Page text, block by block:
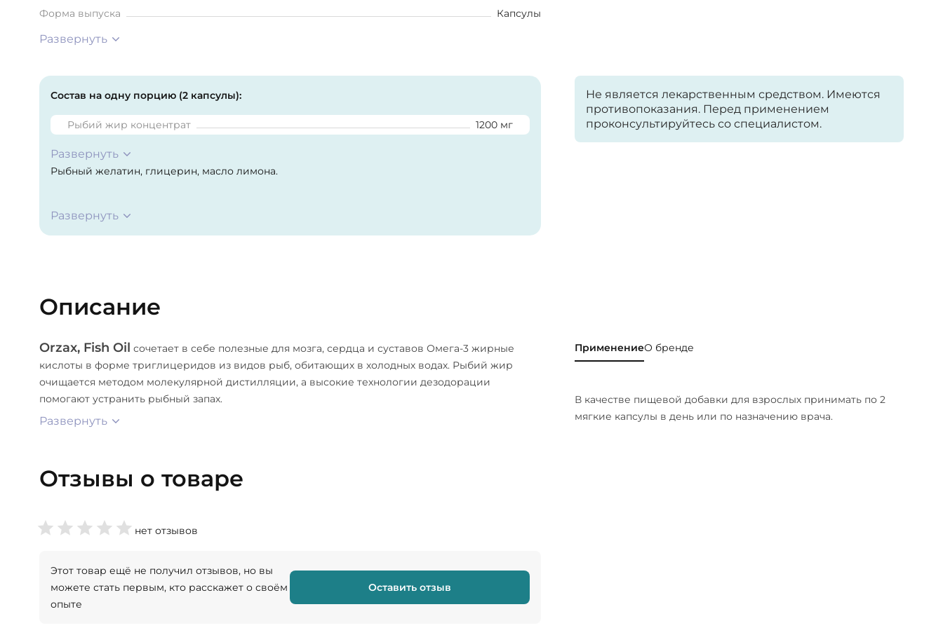
Форма выпуска Капсулы
Развернуть
Не является лекарственным средством. Имеются
противопоказания. Перед применением
проконсультируйтесь со специалистом.
Состав на одну порцию (2 капсулы):
Рыбий жир концентрат 1200 мг
Развернуть
Рыбный желатин, глицерин, масло лимона.
Развернуть
Описание
Orzax, Fish Oil сочетает в себе полезные для мозга, сердца и суставов Омега-3 жирные
кислоты в форме триглицеридов из видов рыб, обитающих в холодных водах. Рыбий жир
очищается методом молекулярной дистилляции, а высокие технологии дезодорации
помогают устранить рыбный запах.
Развернуть
ПрименениеО бренде
В качестве пищевой добавки для взрослых принимать по 2
мягкие капсулы в день или по назначению врача.
Отзывы о товаре
нет отзывов
Этот товар ещё не получил отзывов, но вы
можете стать первым, кто расскажет о своём
опыте
Оставить отзыв